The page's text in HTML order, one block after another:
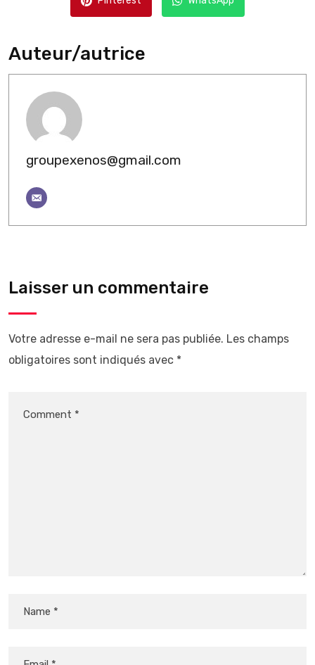
Auteur/autrice
groupexenos@gmail.com
Laisser un commentaire
Votre adresse e-mail ne sera pas publiée. Les champs
obligatoires sont indiqués avec *